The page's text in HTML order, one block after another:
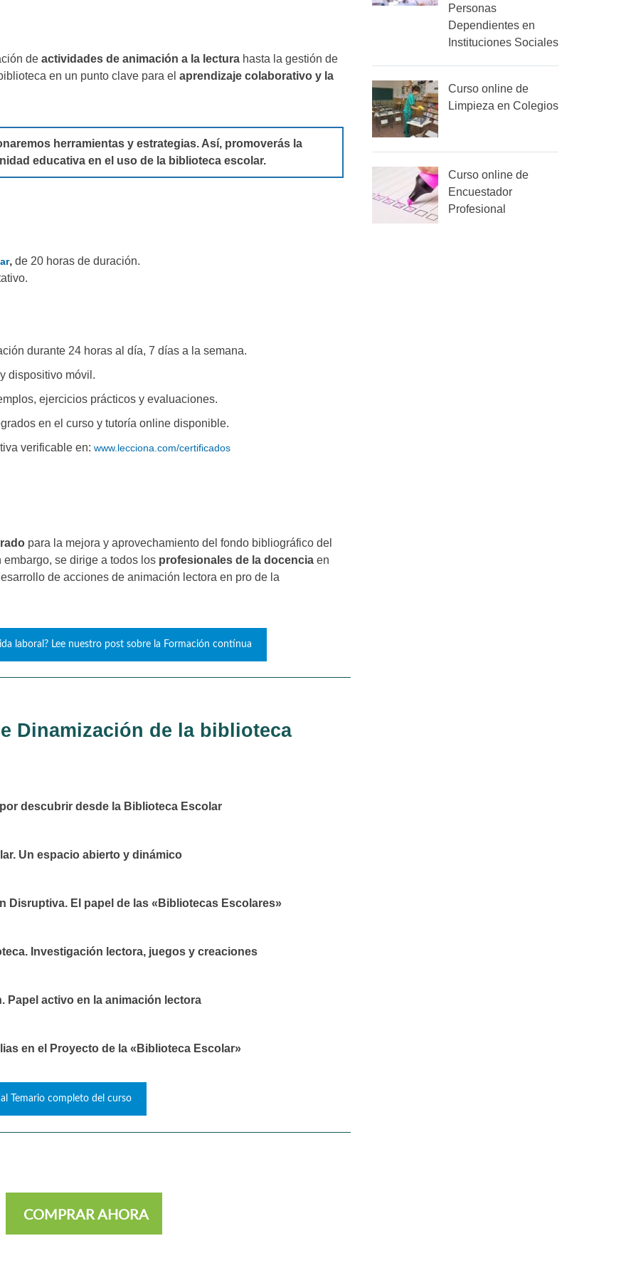
de actividades de animación a la lectura hasta la gestión de
en un punto clave para el aprendizaje colaborativo y la
herramientas y estrategias. Así, promoverás la
educativa en el uso de la biblioteca escolar.
, de 20 horas de duración.
durante 24 horas al día, 7 días a la semana.
dispositivo móvil.
ejercicios prácticos y evaluaciones.
en el curso y tutoría online disponible.
verificable en: www.lecciona.com/certificados
para la mejora y aprovechamiento del fondo bibliográfico del
se dirige a todos los profesionales de la docencia en
de acciones de animación lectora en pro de la
laboral? Lee nuestro post sobre la Formación contínua
Dinamización de la biblioteca
descubrir desde la Biblioteca Escolar
Un espacio abierto y dinámico
Disruptiva. El papel de las «Bibliotecas Escolares»
Investigación lectora, juegos y creaciones
Papel activo en la animación lectora
en el Proyecto de la «Biblioteca Escolar»
Temario completo del curso
Personas
Dependientes en
Instituciones Sociales
Curso online de
Limpieza en Colegios
Curso online de
Encuestador
Profesional
COMPRAR AHORA